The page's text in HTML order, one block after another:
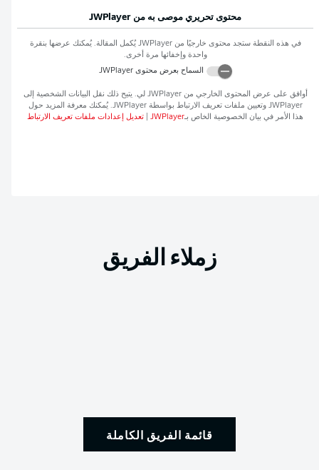
محتوى تحريري موصى به من JWPlayer
في هذه النقطة ستجد محتوى خارجيًا منJWPlayer يُكمل المقالة. يُمكنك عرضها بنقرة
واحدة وإخفائها مرة أخرى.
السماح بعرض محتوىJWPlayer
أوافق على عرض المحتوى الخارجي منJWPlayer لي. يتيح ذلك نقل البيانات الشخصية إلى
JWPlayer وتعيين ملفات تعريف الارتباط بواسطةJWPlayer. يُمكنك معرفة المزيد حول
هذا الأمر في بيان الخصوصية الخاص بـJWPlayer تعديل إعدادات ملفات تعريف الارتباط
زملاء الفريق
قائمة الفريق الكاملة